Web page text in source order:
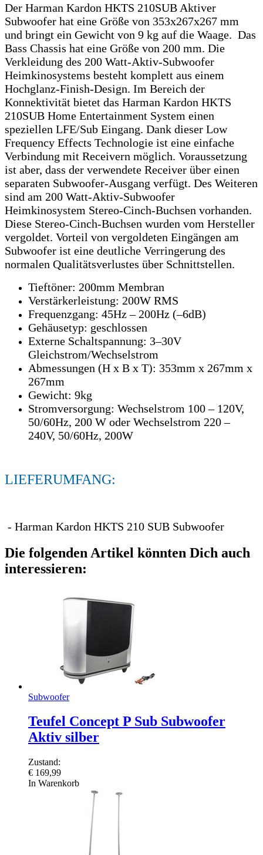
Der Harman Kardon HKTS 210SUB Aktiver
Subwoofer hat eine Größe von 353x267x267 mm
und bringt ein Gewicht von 9 kg auf die Waage. Das
Bass Chassis hat eine Größe von 200 mm. Die
Verkleidung des 200 Watt-Aktiv-Subwoofer
Heimkinosystems besteht komplett aus einem
Hochglanz-Finish-Design. Im Bereich der
Konnektivität bietet das Harman Kardon HKTS
210SUB Home Entertainment System einen
speziellen LFE/Sub Eingang. Dank dieser Low
Frequency Effects Technologie ist eine einfache
Verbindung mit Receivern möglich. Voraussetzung
ist aber, dass der verwendete Receiver über einen
separaten Subwoofer-Ausgang verfügt. Des Weiteren
sind am 200 Watt-Aktiv-Subwoofer
Heimkinosystem Stereo-Cinch-Buchsen vorhanden.
Diese Stereo-Cinch-Buchsen wurden vom Hersteller
vergoldet. Vorteil von vergoldeten Eingängen am
Subwoofer ist eine deutliche Verringerung des
normalen Qualitätsverlustes über Schnittstellen.
Tieftöner: 200mm Membran
Verstärkerleistung: 200W RMS
Frequenzgang: 45Hz – 200Hz (–6dB)
Gehäusetyp: geschlossen
Externe Schaltspannung: 3–30V
Gleichstrom/Wechselstrom
Abmessungen (H x B x T): 353mm x 267mm x
267mm
Gewicht: 9kg
Stromversorgung: Wechselstrom 100 – 120V,
50/60Hz, 200 W oder Wechselstrom 220 –
240V, 50/60Hz, 200W
LIEFERUMFANG:
- Harman Kardon HKTS 210 SUB Subwoofer
Die folgenden Artikel könnten Dich auch
interessieren:
Subwoofer
Teufel Concept P Sub Subwoofer
Aktiv silber
Zustand:
€ 169,99
In Warenkorb